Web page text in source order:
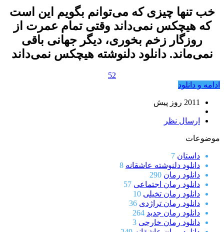
خب تنها چیزی که می‌توانم بگویم این است
که هیچکس نمی‌داند وقتی تمام عمرت از
روزگار زخم بخوری، دیگر جهانی باقی
نمی‌ماند. دانلود دلنوشته هیچکس نمی‌داند
52
ادامه و دانلود
2011 روز پيش
ارسال نظر
موضوعات
داستان 7
دانلود دلنوشته عاشقانه 8
دانلود رمان 290
دانلود رمان اجتماعی 57
دانلود رمان تخیلی 10
دانلود رمان تراژدی 36
دانلود رمان جدید 264
دانلود رمان خارجی 3